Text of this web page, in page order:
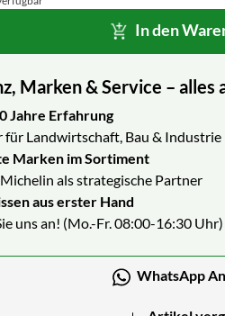
In den
Marken & Service – alles
Jahre Erfahrung
für Landwirtschaft, Bau & Industrie
Marken im Sortiment
als strategische Partner
aus erster Hand
uns an! (Mo.-Fr. 08:00-16:30 Uhr)
WhatsApp